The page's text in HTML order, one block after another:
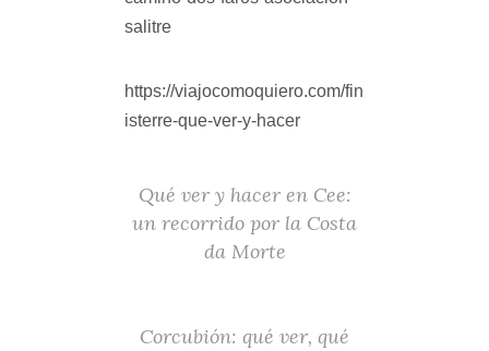
salitre
https://viajocomoquiero.com/fin
isterre-que-ver-y-hacer
Qué ver y hacer en Cee:
un recorrido por la Costa
da Morte
Corcubión: qué ver, qué